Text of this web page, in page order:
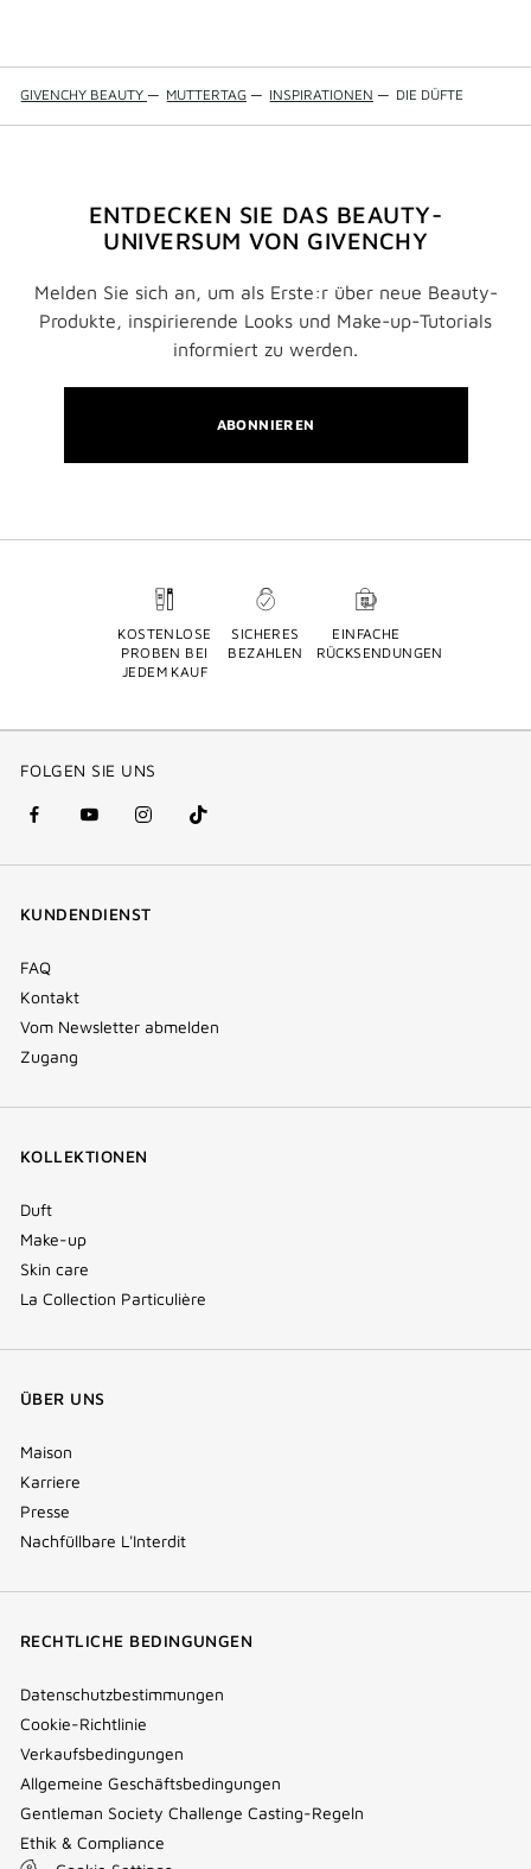
GIVENCHY BEAUTY — MUTTERTAG — INSPIRATIONEN — DIE DÜFTE
ENTDECKEN SIE DAS BEAUTY-
UNIVERSUM VON GIVENCHY
Melden Sie sich an, um als Erste:r über neue Beauty-
Produkte, inspirierende Looks und Make-up-Tutorials
informiert zu werden.
ABONNIEREN
KOSTENLOSE
PROBEN BEI
JEDEM KAUF
SICHERES
BEZAHLEN
EINFACHE
RÜCKSENDUNGEN
FOLGEN SIE UNS
facebook
(new
youtube
(new
instagram
(new
Tik
Tok
KUNDENDIENST
FAQ
Kontakt
Vom Newsletter abmelden
Zugang
KOLLEKTIONEN
Duft
Make-up
Skin care
La Collection Particulière
ÜBER UNS
Maison
Karriere
Presse
Nachfüllbare L'Interdit
RECHTLICHE BEDINGUNGEN
Datenschutzbestimmungen
Cookie-Richtlinie
Verkaufsbedingungen
Allgemeine Geschäftsbedingungen
Gentleman Society Challenge Casting-Regeln
Ethik & Compliance